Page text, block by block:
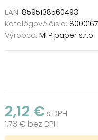
EAN: 8595138560493
Katalógové čislo: 8000167
Výrobca: MFP paper s.r.o.
2,12 € s DPH
1,73 € bez DPH